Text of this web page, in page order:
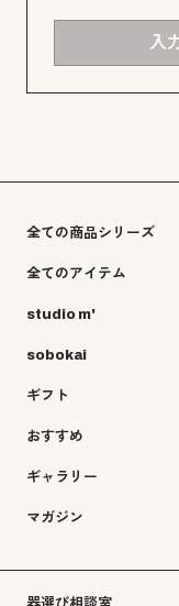
入
全ての商品シリーズ
全てのアイテム
studio m'
sobokai
ギフト
おすすめ
ギャラリー
マガジン